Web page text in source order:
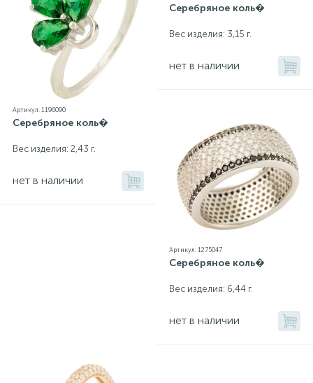
Артикул: 1196090
Серебряное коль�
Вес изделия: 2,43 г.
нет в наличии
Серебряное коль�
Вес изделия: 3,15 г.
нет в наличии
Артикул: 1275047
Серебряное коль�
Вес изделия: 6,44 г.
нет в наличии